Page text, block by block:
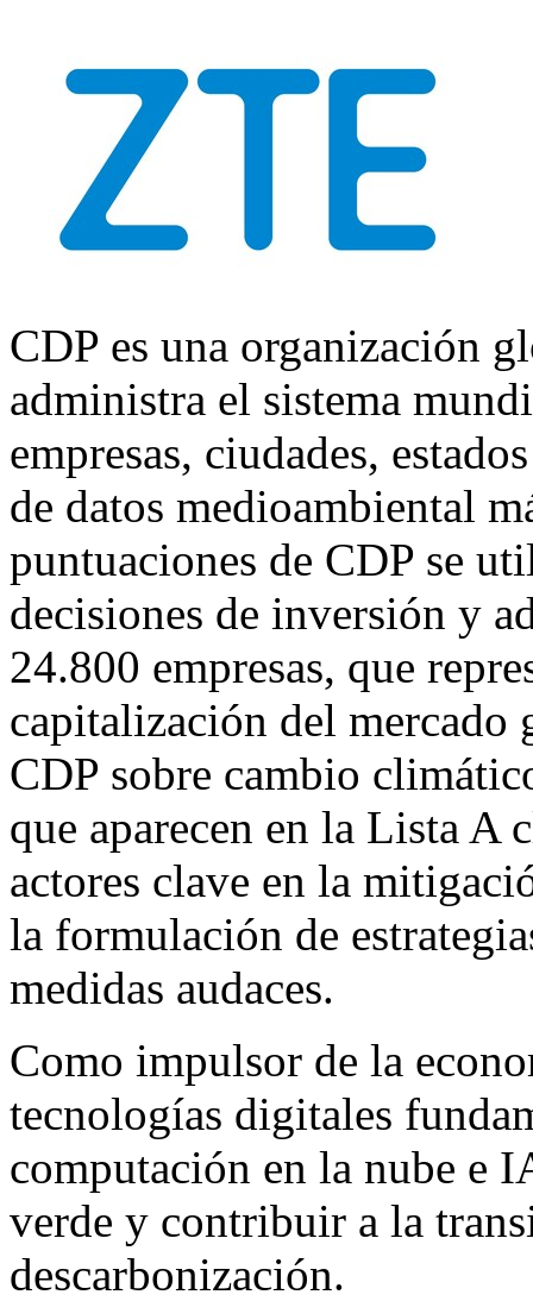
CDP es una organización
administra el sistema
empresas, ciudades,
de datos medioambiental
puntuaciones de CDP se
decisiones de inversión y
24.800 empresas, que
capitalización del mercado
CDP sobre cambio
que aparecen en la Lista A
actores clave en la
la formulación de
medidas audaces.
Como impulsor de la
tecnologías digitales
computación en la nube e
verde y contribuir a la
descarbonización.